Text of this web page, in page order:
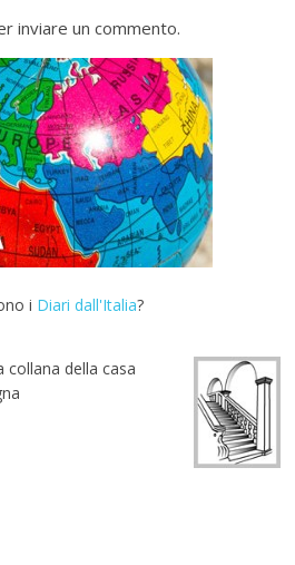
inviare un commento.
i Diari dall'Italia?
collana della casa